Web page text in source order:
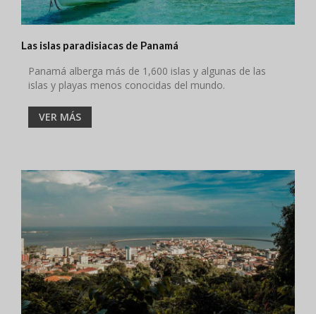
Las islas paradisiacas de Panamá
Panamá alberga más de 1,600 islas y algunas de las
islas y playas menos conocidas del mundo.
VER MÁS